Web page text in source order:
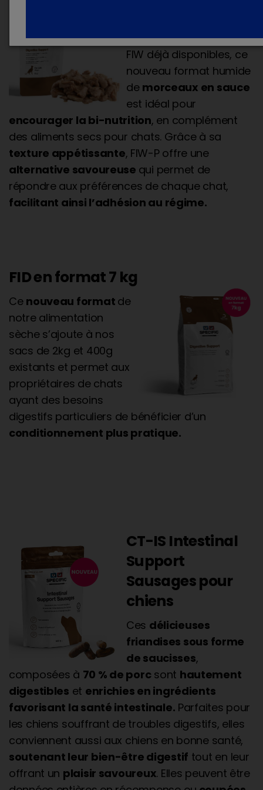
En plus des barquettes
FIW déjà disponibles, ce
nouveau format humide
de morceaux en sauce
est idéal pour
encourager la bi-nutrition, en complément
des aliments secs pour chats. Grâce à sa
texture appétissante, FIW-P offre une
alternative savoureuse qui permet de
répondre aux préférences de chaque chat,
facilitant ainsi l’adhésion au régime.
FID en format 7 kg
Ce nouveau format de
notre alimentation
sèche s’ajoute à nos
sacs de 2kg et 400g
existants et permet aux
propriétaires de chats
ayant des besoins
digestifs particuliers de bénéficier d’un
conditionnement plus pratique.
CT-IS Intestinal
Support
Sausages pour
chiens
Ces délicieuses
friandises sous forme
de saucisses,
composées à 70 % de porcsont hautement
digestibles et enrichies en ingrédients
favorisant la santé intestinale. Parfaites pour
les chiens souffrant de troubles digestifs, elles
conviennent aussi aux chiens en bonne santé,
soutenant leur bien-être digestif tout en leur
offrant un plaisir savoureux. Elles peuvent être